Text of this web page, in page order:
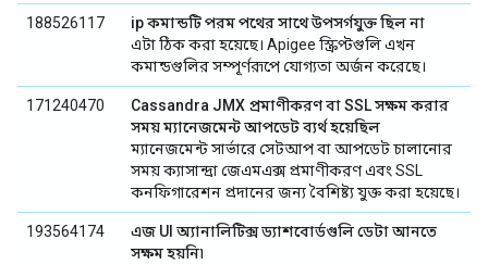
188526117
ip কমান্ডটি পরম পথের সাথে উপসর্গযুক্ত ছিল না
এটা ঠিক করা হয়েছে। Apigee স্ক্রিপ্টগুলি এখন
কমান্ডগুলির সম্পূর্ণরূপে যোগ্যতা অর্জন করেছে।
171240470
Cassandra JMX প্রমাণীকরণ বা SSL সক্ষম করার
সময় ম্যানেজমেন্ট আপডেট ব্যর্থ হয়েছিল
ম্যানেজমেন্ট সার্ভারে সেটআপ বা আপডেট চালানোর
সময় ক্যাসান্দ্রা জেএমএক্স প্রমাণীকরণ এবং SSL
কনফিগারেশন প্রদানের জন্য বৈশিষ্ট্য যুক্ত করা হয়েছে।
193564174
এজ UI অ্যানালিটিক্স ড্যাশবোর্ডগুলি ডেটা আনতে
সক্ষম হয়নি৷